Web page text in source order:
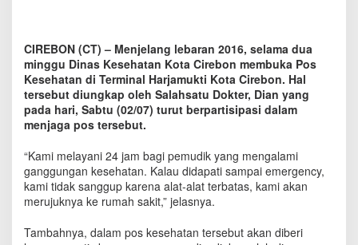
k
a
n
T
e
n
g
a
D
o
k
e
CIREBON (CT) – Menjelang lebaran 2016, selama dua
minggu Dinas Kesehatan Kota Cirebon membuka Pos
Kesehatan di Terminal Harjamukti Kota Cirebon. Hal
tersebut diungkap oleh Salahsatu Dokter, Dian yang
pada hari, Sabtu (02/07) turut berpartisipasi dalam
menjaga pos tersebut.
“Kami melayani 24 jam bagi pemudik yang mengalami
ganggungan kesehatan. Kalau didapati sampai emergency,
kami tidak sanggup karena alat-alat terbatas, kami akan
merujuknya ke rumah sakit,” jelasnya.
Tambahnya, dalam pos kesehatan tersebut akan diberi